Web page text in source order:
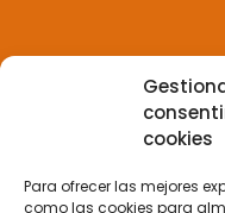
cookies
Para ofrecer las mejores
como las cookies para
Política de privacidad